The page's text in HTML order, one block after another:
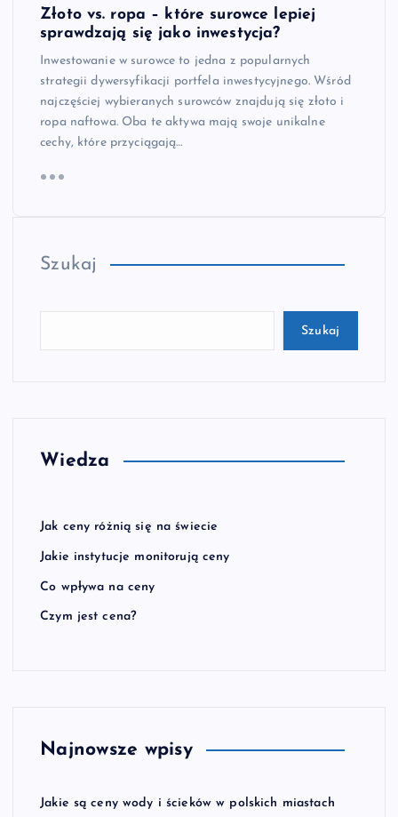
Złoto vs. ropa – które surowce lepiej
sprawdzają się jako inwestycja?
Inwestowanie w surowce to jedna z popularnych
strategii dywersyfikacji portfela inwestycyjnego. Wśród
najczęściej wybieranych surowców znajdują się złoto i
ropa naftowa. Oba te aktywa mają swoje unikalne
cechy, które przyciągają…
Szukaj
Szukaj
Wiedza
Jak ceny różnią się na świecie
Jakie instytucje monitorują ceny
Co wpływa na ceny
Czym jest cena?
Najnowsze wpisy
Jakie są ceny wody i ścieków w polskich miastach